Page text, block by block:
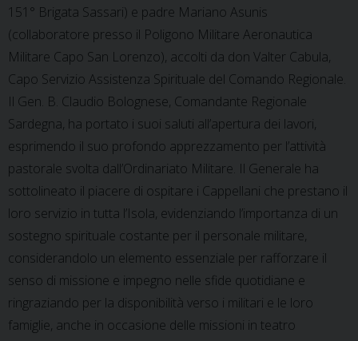
151° Brigata Sassari) e padre Mariano Asunis
(collaboratore presso il Poligono Militare Aeronautica
Militare Capo San Lorenzo), accolti da don Valter Cabula,
Capo Servizio Assistenza Spirituale del Comando Regionale.
Il Gen. B. Claudio Bolognese, Comandante Regionale
Sardegna, ha portato i suoi saluti all’apertura dei lavori,
esprimendo il suo profondo apprezzamento per l’attività
pastorale svolta dall’Ordinariato Militare. Il Generale ha
sottolineato il piacere di ospitare i Cappellani che prestano il
loro servizio in tutta l’Isola, evidenziando l’importanza di un
sostegno spirituale costante per il personale militare,
considerandolo un elemento essenziale per rafforzare il
senso di missione e impegno nelle sfide quotidiane e
ringraziando per la disponibilità verso i militari e le loro
famiglie, anche in occasione delle missioni in teatro